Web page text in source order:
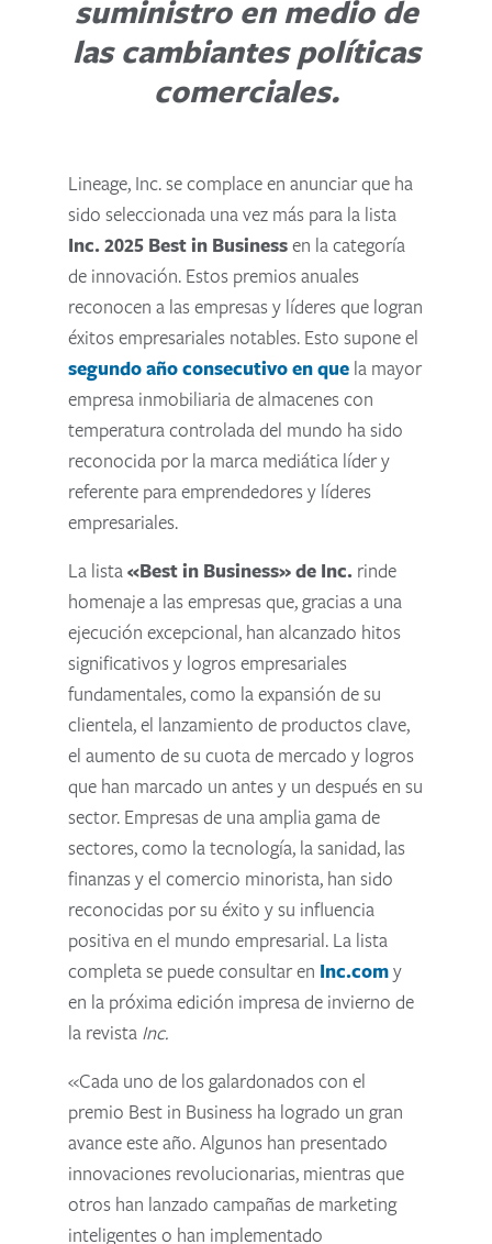
suministro en medio de
las cambiantes políticas
comerciales.
Lineage, Inc. se complace en anunciar que ha
sido seleccionada una vez más para la lista
Inc. 2025 Best in Businessen la categoría
de innovación. Estos premios anuales
reconocen a las empresas y líderes que logran
éxitos empresariales notables. Esto supone el
segundo año consecutivo en que la mayor
empresa inmobiliaria de almacenes con
temperatura controlada del mundo ha sido
reconocida por la marca mediática líder y
referente para emprendedores y líderes
empresariales.
La lista«Best in Business» de Inc. rinde
homenaje a las empresas que, gracias a una
ejecución excepcional, han alcanzado hitos
significativos y logros empresariales
fundamentales, como la expansión de su
clientela, el lanzamiento de productos clave,
el aumento de su cuota de mercado y logros
que han marcado un antes y un después en su
sector. Empresas de una amplia gama de
sectores, como la tecnología, la sanidad, las
finanzas y el comercio minorista, han sido
reconocidas por su éxito y su influencia
positiva en el mundo empresarial. La lista
completa se puede consultar en Inc.comy
en la próxima edición impresa de invierno de
la revista Inc.
«Cada uno de los galardonados con el
premio Best in Business ha logrado un gran
avance este año. Algunos han presentado
innovaciones revolucionarias, mientras que
otros han lanzado campañas de marketing
inteligentes o han implementado